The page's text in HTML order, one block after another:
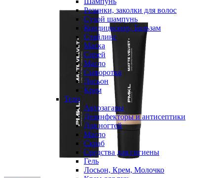
Резинки, заколки для волос
Сухой шампунь
Кондиционер, Бальзам
Стайлинг
Маска
Спрей
Масло
Сыворотка
Лосьон
Крем
Тело
Автозагары
Дезинфекторы и антисептики
Для ногтей
Масло
Скраб
Средства для гигиены
Гель
Лосьон, Крем, Молочко